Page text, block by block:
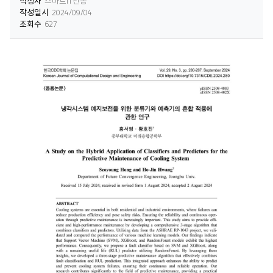
작성일시 2024/09/04
조회수 627